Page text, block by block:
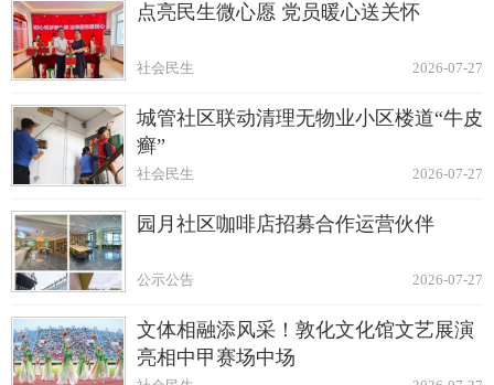
点亮民生微心愿 党员暖心送关怀
2026-07-27
社会民生
城管社区联动清理无物业小区楼道“牛皮
癣”
2026-07-27
社会民生
园月社区咖啡店招募合作运营伙伴
2026-07-27
公示公告
文体相融添风采！敦化文化馆文艺展演
亮相中甲赛场中场